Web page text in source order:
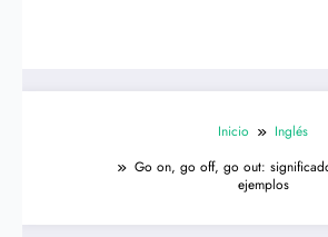
Inicio
Inglés
Go on, go off, go out:
ejemplos